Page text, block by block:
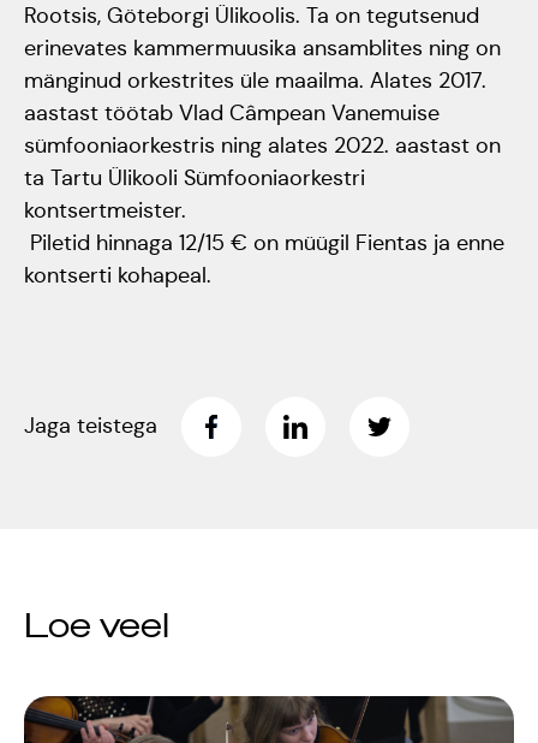
Tantsuetendus
"Loodud jääma"
Gaudeamus 65.
aastapäev
Rahvusülikool 100
Galakontsert
Tartus
Rootsis, Göteborgi Ülikoolis. Ta on tegutsenud
erinevates kammermuusika ansamblites ning on
mänginud orkestrites üle maailma. Alates 2017.
aastast töötab Vlad Câmpean Vanemuise
sümfooniaorkestris ning alates 2022. aastast on
ta Tartu Ülikooli Sümfooniaorkestri
kontsertmeister.
Piletid hinnaga 12/15 € on müügil Fientas ja enne
kontserti kohapeal.
Jaga teistega
Loe veel